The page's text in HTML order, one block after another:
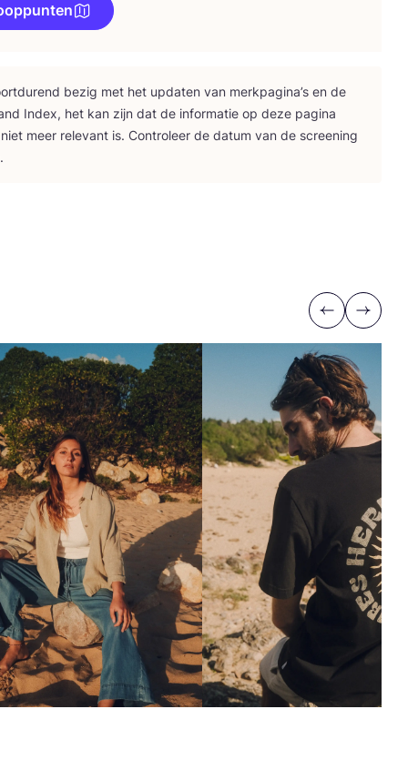
bezig met het upda­ten van merk­pa­gi­na’s en de
Index, het kan zijn dat de infor­ma­tie op deze pagi­na
meer rele­vant is. Con­tro­leer de datum van de scree­ning
Previous
Next